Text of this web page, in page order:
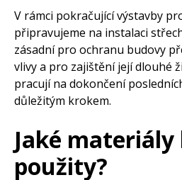
V rámci pokračující výstavby
připravujeme na instalaci
zásadní pro ochranu budovy
vlivy a pro zajištění její dlouhé
pracují na dokončení
důležitým krokem.
Jaké materiály
použity?